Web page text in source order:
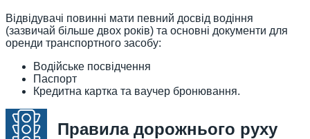
Відвідувачі повинні мати певний досвід водіння
(зазвичай більше двох років) та основні документи для
оренди транспортного засобу:
Водійське посвідчення
Паспорт
Кредитна картка та ваучер бронювання.
Правила дорожнього руху